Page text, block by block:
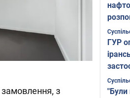
з
ГУР
"Були